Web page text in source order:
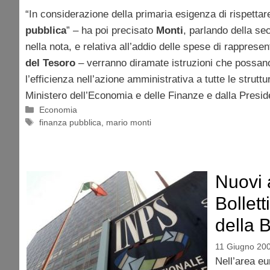
“In considerazione della primaria esigenza di
pubblica” – ha poi precisato Monti, parlando della
nella nota, e relativa all’addio delle spese di
del Tesoro – verranno diramate istruzioni che
l’efficienza nell’azione amministrativa a tutte le
Ministero dell’Economia e delle Finanze e dalla
Categorie
Economia
Tag
finanza pubblica mario monti
Nuovi
della
11 Giugno
Nell’area